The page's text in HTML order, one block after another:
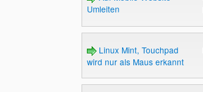
Umleiten
Linux Mint, Touchpad
wird nur als Maus erkannt